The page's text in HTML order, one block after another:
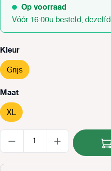
Op voorraad
Vóór 16:00u besteld,
Selecteer
Kleur
Grijs
Selecteer
Maat
XL